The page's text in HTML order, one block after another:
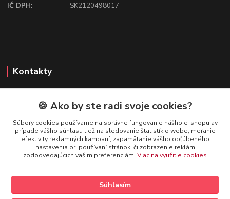
IČ DPH:
SK2120498017
Kontakty
FIREFLY SHOP
Mgr. Ivana Kirschnerová
+421 918 763 777
🍪 Ako by ste radi svoje cookies?
Súbory cookies používame na správne fungovanie nášho e-shopu av
prípade vášho súhlasu tiež na sledovanie štatistík o webe, meranie
efektivity reklamných kampaní, zapamätanie vášho obľúbeného
nastavenia pri používaní stránok, či zobrazenie reklám
zodpovedajúcich vašim preferenciám. Viac na využitie cookies
Súhlasím